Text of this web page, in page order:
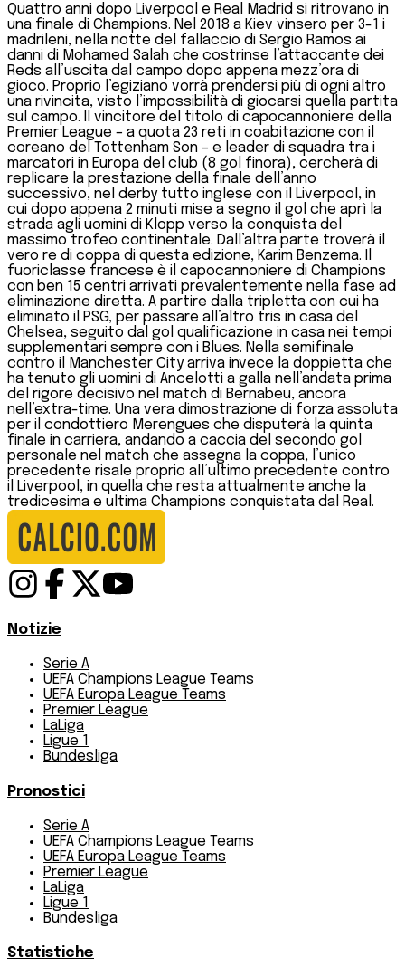
Quattro anni dopo Liverpool e Real Madrid si ritrovano in
una finale di Champions. Nel 2018 a Kiev vinsero per 3-1 i
madrileni, nella notte del fallaccio di Sergio Ramos ai
danni di Mohamed Salah che costrinse l’attaccante dei
Reds all’uscita dal campo dopo appena mezz’ora di
gioco. Proprio l’egiziano vorrà prendersi più di ogni altro
una rivincita, visto l’impossibilità di giocarsi quella partita
sul campo. Il vincitore del titolo di capocannoniere della
Premier League – a quota 23 reti in coabitazione con il
coreano del Tottenham Son – e leader di squadra tra i
marcatori in Europa del club (8 gol finora), cercherà di
replicare la prestazione della finale dell’anno
successivo, nel derby tutto inglese con il Liverpool, in
cui dopo appena 2 minuti mise a segno il gol che aprì la
strada agli uomini di Klopp verso la conquista del
massimo trofeo continentale. Dall’altra parte troverà il
vero re di coppa di questa edizione, Karim Benzema. Il
fuoriclasse francese è il capocannoniere di Champions
con ben 15 centri arrivati prevalentemente nella fase ad
eliminazione diretta. A partire dalla tripletta con cui ha
eliminato il PSG, per passare all’altro tris in casa del
Chelsea, seguito dal gol qualificazione in casa nei tempi
supplementari sempre con i Blues. Nella semifinale
contro il Manchester City arriva invece la doppietta che
ha tenuto gli uomini di Ancelotti a galla nell’andata prima
del rigore decisivo nel match di Bernabeu, ancora
nell’extra-time. Una vera dimostrazione di forza assoluta
per il condottiero Merengues che disputerà la quinta
finale in carriera, andando a caccia del secondo gol
personale nel match che assegna la coppa, l’unico
precedente risale proprio all’ultimo precedente contro
il Liverpool, in quella che resta attualmente anche la
tredicesima e ultima Champions conquistata dal Real.
Notizie
Serie A
UEFA Champions League Teams
UEFA Europa League Teams
Premier League
LaLiga
Ligue 1
Bundesliga
Pronostici
Serie A
UEFA Champions League Teams
UEFA Europa League Teams
Premier League
LaLiga
Ligue 1
Bundesliga
Statistiche